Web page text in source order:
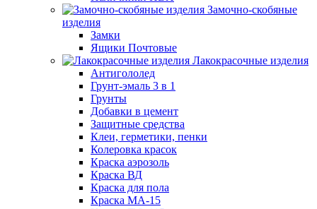
Замочно-скобяные
изделия
Замки
Ящики Почтовые
Лакокрасочные изделия
Антигололед
Грунт-эмаль 3 в 1
Грунты
Добавки в цемент
Защитные средства
Клеи, герметики, пенки
Колеровка красок
Краска аэрозоль
Краска ВД
Краска для пола
Краска МА-15